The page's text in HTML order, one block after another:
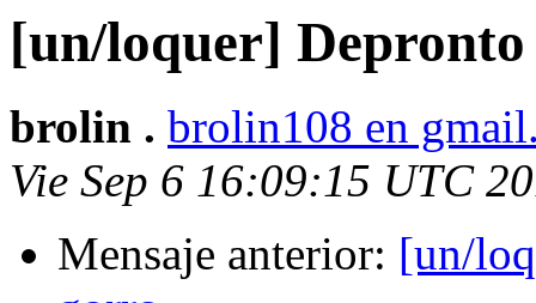
[un/loquer]
brolin . brolin108 en
Vie Sep 6 16:09:15 UTC
Mensaje anterior: [un/